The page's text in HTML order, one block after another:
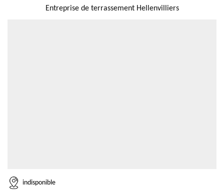
Entreprise de terrassement Hellenvilliers
indisponible